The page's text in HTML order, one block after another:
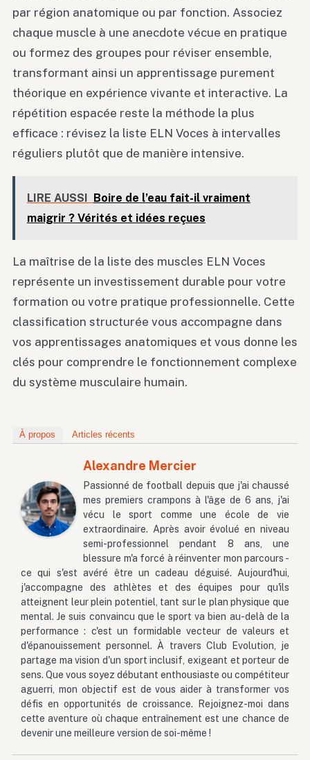
par région anatomique ou par fonction. Associez
chaque muscle à une anecdote vécue en pratique
ou formez des groupes pour réviser ensemble,
transformant ainsi un apprentissage purement
théorique en expérience vivante et interactive. La
répétition espacée reste la méthode la plus
efficace : révisez la liste ELN Voces à intervalles
réguliers plutôt que de manière intensive.
LIRE AUSSI
Boire de l’eau fait-il vraiment
maigrir ? Vérités et idées reçues
La maîtrise de la liste des muscles ELN Voces
représente un investissement durable pour votre
formation ou votre pratique professionnelle. Cette
classification structurée vous accompagne dans
vos apprentissages anatomiques et vous donne les
clés pour comprendre le fonctionnement complexe
du système musculaire humain.
À propos Articles récents
Alexandre Mercier
Passionné de football depuis que j'ai chaussé
mes premiers crampons à l'âge de 6 ans, j'ai
vécu le sport comme une école de vie
extraordinaire. Après avoir évolué en niveau
semi-professionnel pendant 8 ans, une
blessure m'a forcé à réinventer mon parcours -
ce qui s'est avéré être un cadeau déguisé. Aujourd'hui,
j'accompagne des athlètes et des équipes pour qu'ils
atteignent leur plein potentiel, tant sur le plan physique que
mental. Je suis convaincu que le sport va bien au-delà de la
performance : c'est un formidable vecteur de valeurs et
d'épanouissement personnel. À travers Club Evolution, je
partage ma vision d'un sport inclusif, exigeant et porteur de
sens. Que vous soyez débutant enthousiaste ou compétiteur
aguerri, mon objectif est de vous aider à transformer vos
défis en opportunités de croissance. Rejoignez-moi dans
cette aventure où chaque entraînement est une chance de
devenir une meilleure version de soi-même !